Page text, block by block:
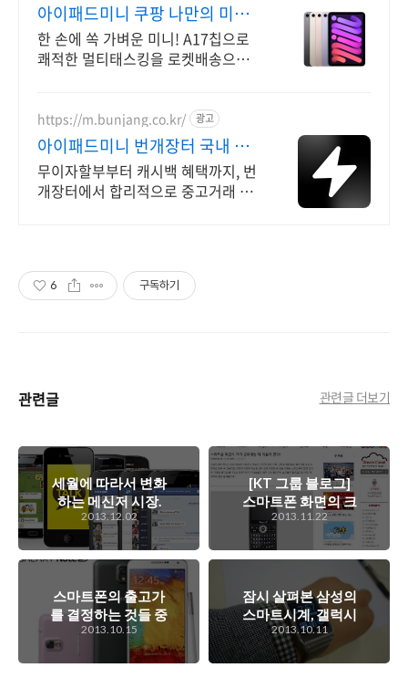
아이패드미니 쿠팡 나만의 미니
태블릿
한 손에 쏙 가벼운 미니! A17칩으로
쾌적한 멀티태스킹을 로켓배송으로.
https://m.bunjang.co.kr/ 광고
아이패드미니 번개장터 국내 최
대 브랜드 중고거래
무이자할부부터 캐시백 혜택까지, 번
개장터에서 합리적으로 중고거래 하
6 구독하기
관련글 관련글 더보기
세월에 따라서 변화
하는 메신저 시장.
변화의 역사와 원인,
그리고 다음 시대의
메신저는?
2013.12.02
[KT 그룹 블로그]
스마트폰 화면의 크
기 변화에는 다 이유
가 있다!
2013.11.22
스마트폰의 출고가
를 결정하는 것들 중
우리가 많이 놓치는
것은? 그리고 분명
해외보다 높은 국내
2013.10.15
잠시 살펴본 삼성의
스마트시계, 갤럭시
기어에 대한 짧은 생
각들..
2013.10.11